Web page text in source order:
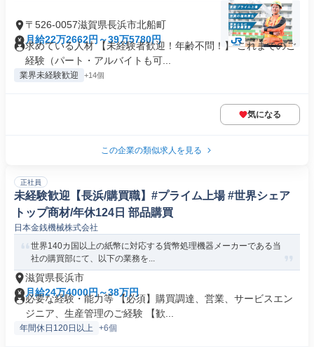
〒526-0057滋賀県長浜市北船町
月給22万2662円～39万5780円
求めている人材 【未経験者歓迎！年齢不問！】 これまでのご
経験（パート・アルバイトも可...
業界未経験歓迎 +14個
気になる
この企業の類似求人を見る
正社員
未経験歓迎【長浜/購買職】#プライム上場 #世界シェア
トップ商材/年休124日 部品購買
日本金銭機械株式会社
世界140カ国以上の紙幣に対応する貨幣処理機器メーカーである当
社の購買部にて、以下の業務を...
滋賀県長浜市
月給24万4000円～38万円
必要な経験・能力等 【必須】購買調達、営業、サービスエン
ジニア、生産管理のご経験 【歓...
年間休日120日以上 +6個